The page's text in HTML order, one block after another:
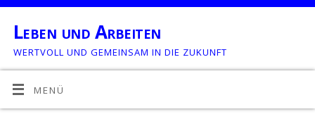
Leben und Arbeiten
WERTVOLL UND GEMEINSAM IN DIE ZUKUNFT
MENÜ